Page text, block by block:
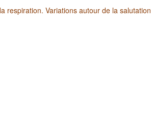
respiration. Variations autour de la salutation